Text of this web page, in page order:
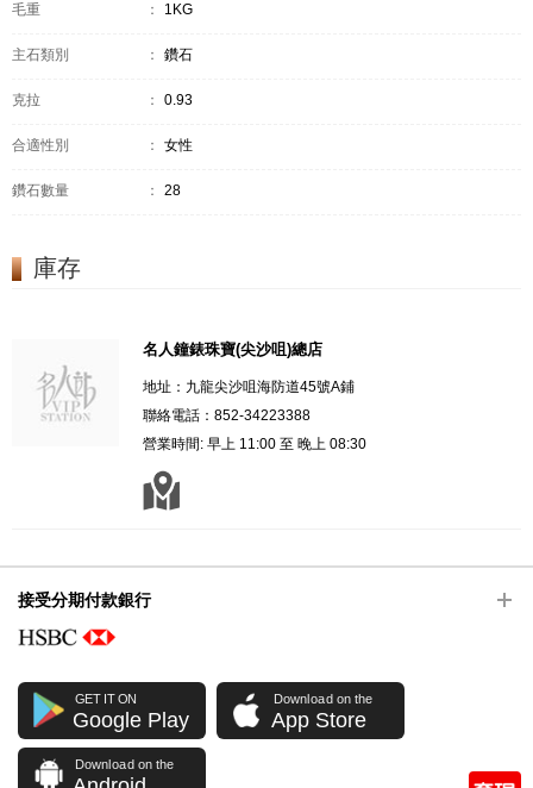
毛重 ： 1KG
主石類別 ： 鑽石
克拉 ： 0.93
合適性別 ： 女性
鑽石數量 ： 28
庫存
名人鐘錶珠寶(尖沙咀)總店
地址：九龍尖沙咀海防道45號A鋪
聯絡電話：852-34223388
營業時間: 早上 11:00 至 晚上 08:30
接受分期付款銀行
GET IT ON
Google Play
Download on the
App Store
Download on the